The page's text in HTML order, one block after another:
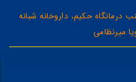
درمانگاه حکیم، داروخانه شبانه
میرنظامی